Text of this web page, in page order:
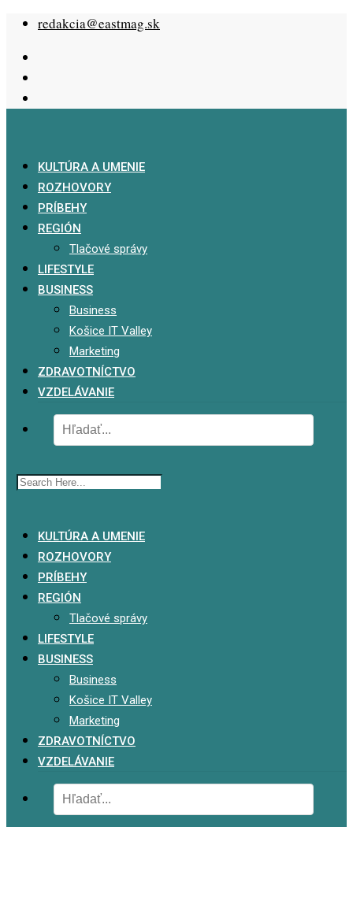
Skip
content
redakcia@eastmag.sk
KULTÚRA A UMENIE
ROZHOVORY
PRÍBEHY
REGIÓN
Tlačové správy
LIFESTYLE
BUSINESS
Business
Košice IT Valley
Marketing
ZDRAVOTNÍCTVO
VZDELÁVANIE
KULTÚRA A UMENIE
ROZHOVORY
PRÍBEHY
REGIÓN
Tlačové správy
LIFESTYLE
BUSINESS
Business
Košice IT Valley
Marketing
ZDRAVOTNÍCTVO
VZDELÁVANIE